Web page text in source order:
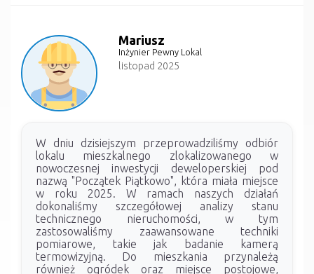
Mariusz
Inżynier Pewny Lokal
listopad 2025
W dniu dzisiejszym przeprowadziliśmy odbiór
lokalu mieszkalnego zlokalizowanego w
nowoczesnej inwestycji deweloperskiej pod
nazwą "Początek Piątkowo", która miała miejsce
w roku 2025. W ramach naszych działań
dokonaliśmy szczegółowej analizy stanu
technicznego nieruchomości, w tym
zastosowaliśmy zaawansowane techniki
pomiarowe, takie jak badanie kamerą
termowizyjną. Do mieszkania przynależą
również ogródek oraz miejsce postojowe,